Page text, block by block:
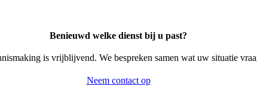
Benieuwd welke dienst bij u past?
is vrijblijvend. We bespreken samen wat uw situatie
Neem contact op